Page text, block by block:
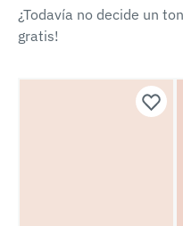
¿Todavía no decide un
gratis!